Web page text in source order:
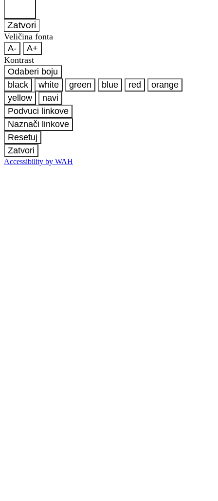
Zatvori
Veličina fonta
A-
A+
Kontrast
Odaberi boju
black
white green blue red
orange
yellow
navi
Podvuci linkove
Naznači linkove
Resetuj
Zatvori
Accessibility by WAH